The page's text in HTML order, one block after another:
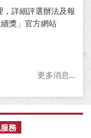
，詳細評選辦法及報
獎」官方網站
更多消息....
務